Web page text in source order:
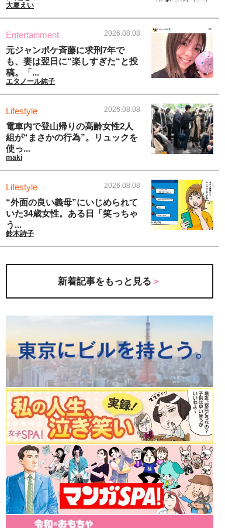
大夏えい
Entertainment 2026.08.08
元ジャンポケ斉藤に求刑7年で
も、妻は翌日に“楽しすぎた“と投
稿。「...
エタノール純子
Lifestyle 2026.08.08
電車内で登山帰りの高齢女性2人
組が“まさかの行為”。リュックを
使っ...
maki
Lifestyle 2026.08.08
“外面の良い義母”にいじめられて
いた34歳女性。ある日「笑っちゃ
う...
鈴木詩子
新着記事をもっと見る